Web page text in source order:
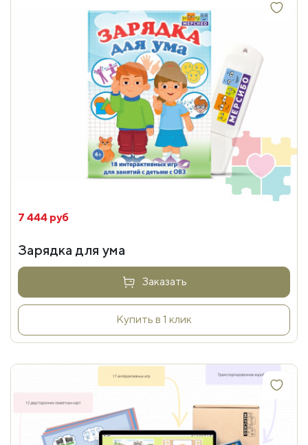
7 444 руб
Зарядка для ума
Заказать
Купить в 1 клик